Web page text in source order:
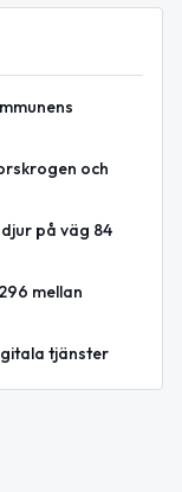
och
på väg 84
mellan
tjänster